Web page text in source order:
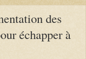
des
échapper à